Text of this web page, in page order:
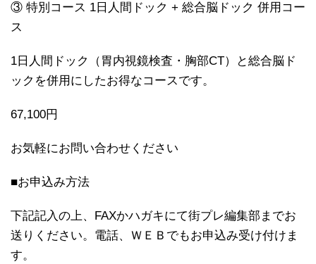
③ 特別コース 1日人間ドック + 総合脳ドック 併用コー
ス
1日人間ドック（胃内視鏡検査・胸部CT）と総合脳ド
ックを併用にしたお得なコースです。
67,100円
お気軽にお問い合わせください
■お申込み方法
下記記入の上、FAXかハガキにて街プレ編集部までお
送りください。電話、ＷＥＢでもお申込み受け付けま
す。